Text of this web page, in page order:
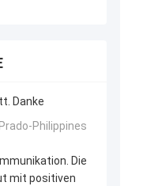
Danke
Philippines
Die
mit positiven